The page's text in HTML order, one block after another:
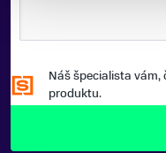
Náš špecialista
produktu.